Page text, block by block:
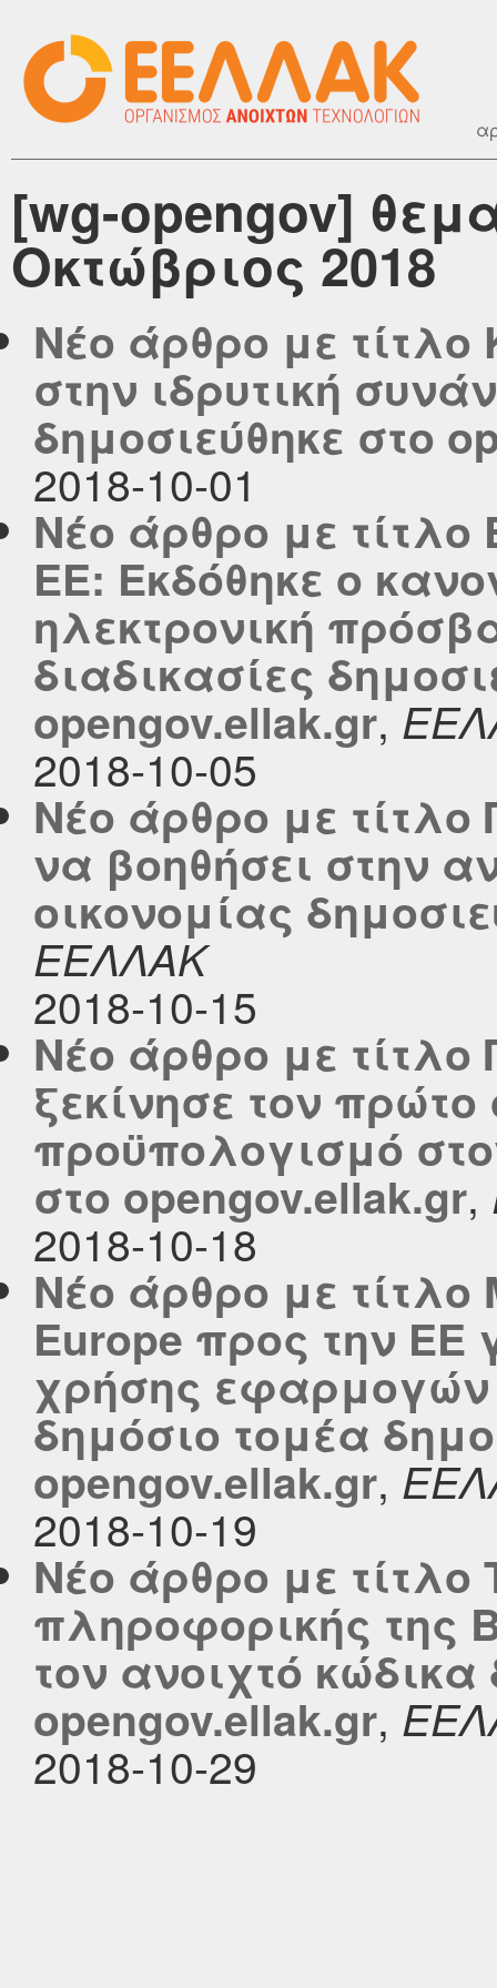
[wg-opengov]
Οκτώβριος 2018
Νέο άρθρο με
στην ιδρυτική
δημοσιεύθηκε στο
2018-10-01
Νέο άρθρο με
ΕΕ: Εκδόθηκε ο
ηλεκτρονική
διαδικασίες
opengov.ellak.gr,
2018-10-05
Νέο άρθρο με
να βοηθήσει στην
οικονομίας
ΕΕΛΛΑΚ
2018-10-15
Νέο άρθρο με
ξεκίνησε τον πρώτο
προϋπολογισμό
στο opengov.ellak.gr,
2018-10-18
Νέο άρθρο με τίτλο
Europe προς την ΕΕ
χρήσης εφαρμογών
δημόσιο τομέα
opengov.ellak.gr,
2018-10-19
Νέο άρθρο με τίτλο
πληροφορικής της
τον ανοιχτό
opengov.ellak.gr,
2018-10-29